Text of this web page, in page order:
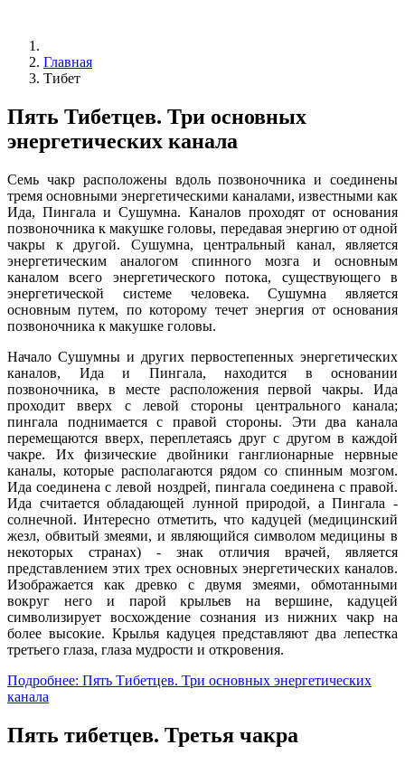
Главная
Тибет
Пять Тибетцев. Три основных
энергетических канала
Семь чакр расположены вдоль позвоночника и соединены
тремя основными энергетическими каналами, известными как
Ида, Пингала и Сушумна. Каналов проходят от основания
позвоночника к макушке головы, передавая энергию от одной
чакры к другой. Сушумна, центральный канал, является
энергетическим аналогом спинного мозга и основным
каналом всего энергетического потока, существующего в
энергетической системе человека. Сушумна является
основным путем, по которому течет энергия от основания
позвоночника к макушке головы.
Начало Сушумны и других первостепенных энергетических
каналов, Ида и Пингала, находится в основании
позвоночника, в месте расположения первой чакры. Ида
проходит вверх с левой стороны центрального канала;
пингала поднимается с правой стороны. Эти два канала
перемещаются вверх, переплетаясь друг с другом в каждой
чакре. Их физические двойники ганглионарные нервные
каналы, которые располагаются рядом со спинным мозгом.
Ида соединена с левой ноздрей, пингала соединена с правой.
Ида считается обладающей лунной природой, а Пингала -
солнечной. Интересно отметить, что кадуцей (медицинский
жезл, обвитый змеями, и являющийся символом медицины в
некоторых странах) - знак отличия врачей, является
представлением этих трех основных энергетических каналов.
Изображается как древко с двумя змеями, обмотанными
вокруг него и парой крыльев на вершине, кадуцей
символизирует восхождение сознания из нижних чакр на
более высокие. Крылья кадуцея представляют два лепестка
третьего глаза, глаза мудрости и откровения.
Подробнее: Пять Тибетцев. Три основных энергетических
канала
Пять тибетцев. Третья чакра